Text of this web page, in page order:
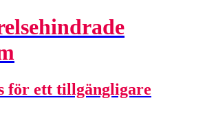
för ett tillgängligare